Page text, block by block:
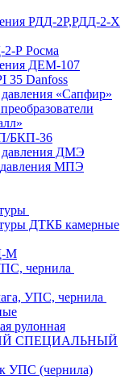
РДД-2Р,РДД-2-Х
2-Р Росма
ДЕМ-107
35 Danfoss
«Сапфир»
БКП-36
давления ДМЭ
давления МПЭ
ДТКБ камерные
М
чернила
УПС, чернила
рулонная
СПЕЦИАЛЬНЫЙ
УПС (чернила)